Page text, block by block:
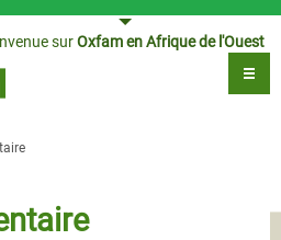
surOxfam en Afrique de l'Ouest